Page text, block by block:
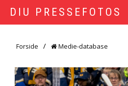
DIU PRESSEFOTOS
Forside Medie-database